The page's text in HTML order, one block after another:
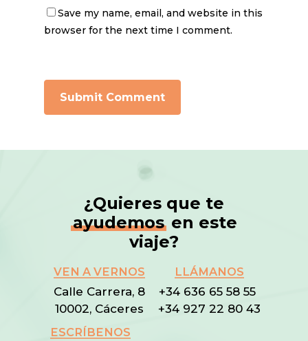
Save my name, email, and website in this
browser for the next time I comment.
¿Quieres que te
ayudemos en este
viaje?
VEN A VERNOS
Calle Carrera, 8
10002, Cáceres
LLÁMANOS
+34 636 65 58 55
+34 927 22 80 43
ESCRÍBENOS